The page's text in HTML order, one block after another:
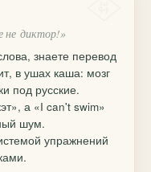
не диктор!»
знаете перевод
в ушах каша: мозг
под русские.
а «I can't swim»
шум.
упражнений